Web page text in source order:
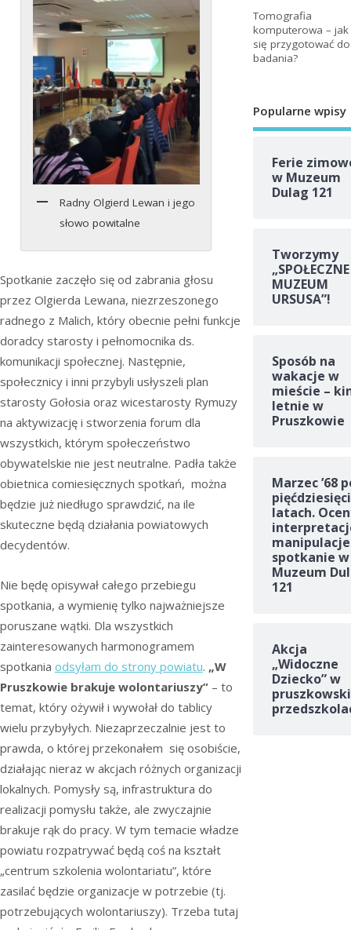
Radny Olgierd Lewan i jego
słowo powitalne
Spotkanie zaczęło się od zabrania głosu
przez Olgierda Lewana, niezrzeszonego
radnego z Malich, który obecnie pełni funkcje
doradcy starosty i pełnomocnika ds.
komunikacji społecznej. Następnie,
społecznicy i inni przybyli usłyszeli plan
starosty Gołosia oraz wicestarosty Rymuzy
na aktywizację i stworzenia forum dla
wszystkich, którym społeczeństwo
obywatelskie nie jest neutralne. Padła także
obietnica comiesięcznych spotkań, można
będzie już niedługo sprawdzić, na ile
skuteczne będą działania powiatowych
decydentów.
Nie będę opisywał całego przebiegu
spotkania, a wymienię tylko najważniejsze
poruszane wątki. Dla wszystkich
zainteresowanych harmonogramem
spotkania odsyłam do strony powiatu. „W
Pruszkowie brakuje wolontariuszy” – to
temat, który ożywił i wywołał do tablicy
wielu przybyłych. Niezaprzeczalnie jest to
prawda, o której przekonałem się osobiście,
działając nieraz w akcjach różnych organizacji
lokalnych. Pomysły są, infrastruktura do
realizacji pomysłu także, ale zwyczajnie
brakuje rąk do pracy. W tym temacie władze
powiatu rozpatrywać będą coś na kształt
„centrum szkolenia wolontariatu”, które
zasilać będzie organizacje w potrzebie (tj.
potrzebujących wolontariuszy). Trzeba tutaj
Tomografia
komputerowa – jak
się przygotować do
badania?
Popularne wpisy
Ferie
w Muzeum
Dulag 121
Tworzymy
„SPOŁECZNE
MUZEUM
URSUSA”!
Sposób na
wakacje w
mieście –
letnie w
Pruszkowie
Marzec ’68
latach.
spotkanie w
Muzeum
121
Akcja
„Widoczne
Dziecko” w